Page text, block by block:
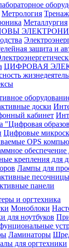
Метрология
Металлургия
защита и
ЦИФРОВАЯ
доски
кабинет
"Цифровая
Цифровые
OPS
крепления для
Лампы для
песочницы
панели
и оргтехника
Моноблоки
для ноутбуков
Ламинаторы
для оргтехники